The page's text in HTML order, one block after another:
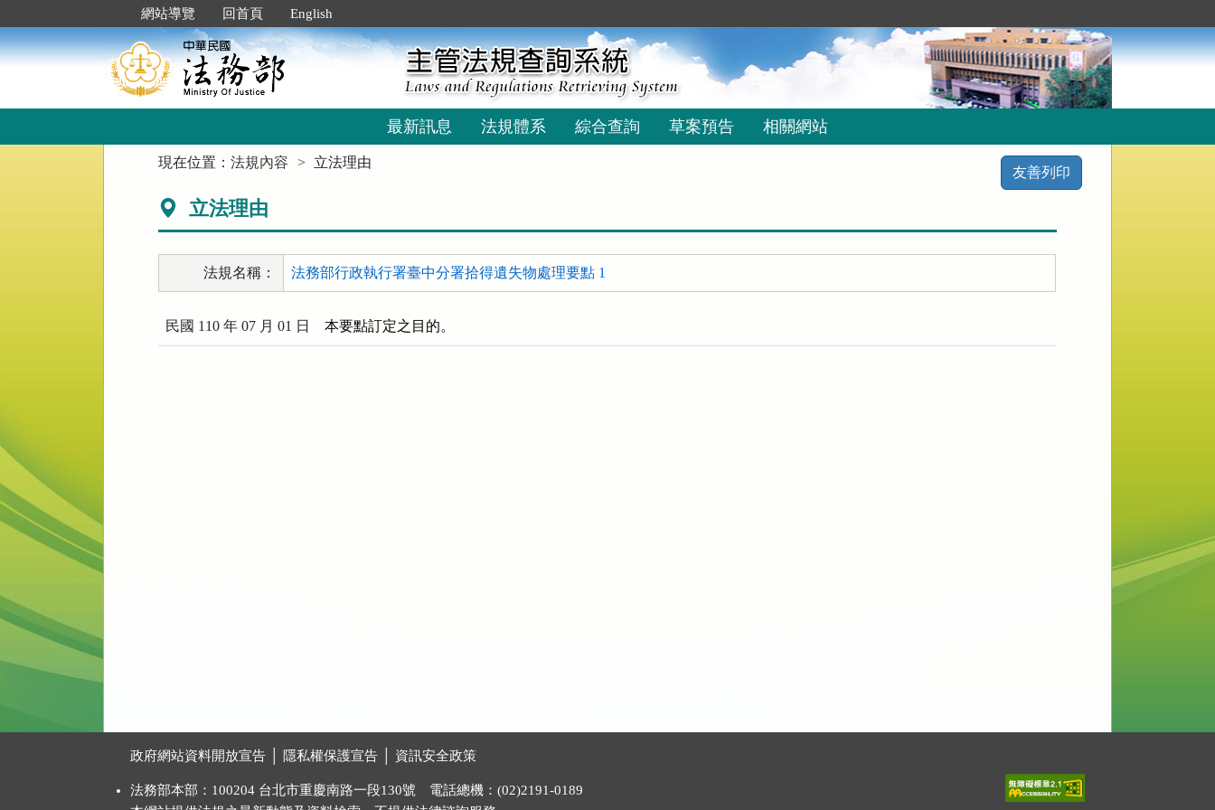
到
主
要
網站導覽 回首頁 English
最新訊息 法規體系 綜合查詢 草案預告 相關網站
現在位置：法規內容 立法理由
友善列印
立法理由
法規名稱： 法務部行政執行署臺中分署拾得遺失物處理要點 1
民國 110 年 07 月 01 日 本要點訂定之目的。
政府網站資料開放宣告 隱私權保護宣告 資訊安全政策
法務部本部：100204 台北市重慶南路一段130號 電話總機：(02)2191-0189